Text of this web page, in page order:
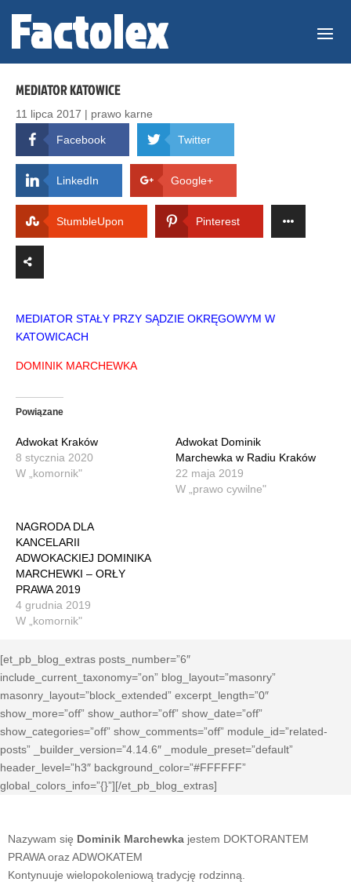
Nazywam się Dominik Marchewka jestem DOKTORANTEM
PRAWA oraz ADWOKATEM
Kontynuuje wielopokoleniową tradycję rodzinną.
MEDIATOR KATOWICE
11 lipca 2017 | prawo karne
Facebook Twitter
LinkedIn Google+
StumbleUpon Pinterest
MEDIATOR STAŁY PRZY SĄDZIE OKRĘGOWYM W
KATOWICACH
DOMINIK MARCHEWKA
Powiązane
Adwokat Kraków
8 stycznia 2020
W „komornik"
Adwokat Dominik
Marchewka w Radiu Kraków
22 maja 2019
W „prawo cywilne"
NAGRODA DLA
KANCELARII
ADWOKACKIEJ DOMINIKA
MARCHEWKI – ORŁY
PRAWA 2019
4 grudnia 2019
W „komornik"
[et_pb_blog_extras posts_number=”6″
include_current_taxonomy=”on” blog_layout=”masonry”
masonry_layout=”block_extended” excerpt_length=”0″
show_more=”off” show_author=”off” show_date=”off”
show_categories=”off” show_comments=”off” module_id=”related-
posts” _builder_version=”4.14.6″ _module_preset=”default”
header_level=”h3″ background_color=”#FFFFFF”
global_colors_info=”{}”][/et_pb_blog_extras]